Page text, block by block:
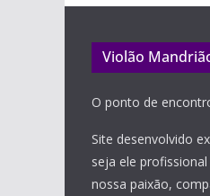
Violão
O ponto de
Site desenvolvido
seja ele
nossa paixão,